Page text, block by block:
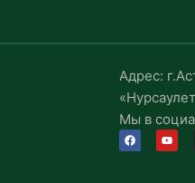
Адрес:
Мы в